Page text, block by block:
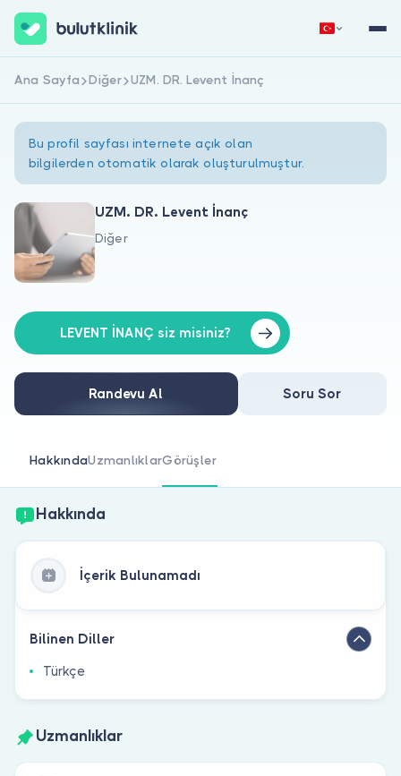
Hakkımızda
Doktorlar için
Doktor musunuz?
Hemen Kaydol
Ana Sayfa Diğer UZM. DR. Levent İnanç
Bu profil sayfası internete açık olan
bilgilerden otomatik olarak oluşturulmuştur.
UZM. DR. Levent İnanç
Diğer
LEVENT İNANÇ siz misiniz?
Randevu Al Soru Sor
HakkındaUzmanlıklarGörüşler
Hakkında
İçerik Bulunamadı
Bilinen Diller
Türkçe
Uzmanlıklar